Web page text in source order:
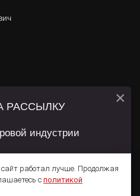
активная ссылка на
данные геолокации
конфиденциальностии
.
работал лучше. Продолжая
с политикой
РАССЫЛКУ
индустрии
×